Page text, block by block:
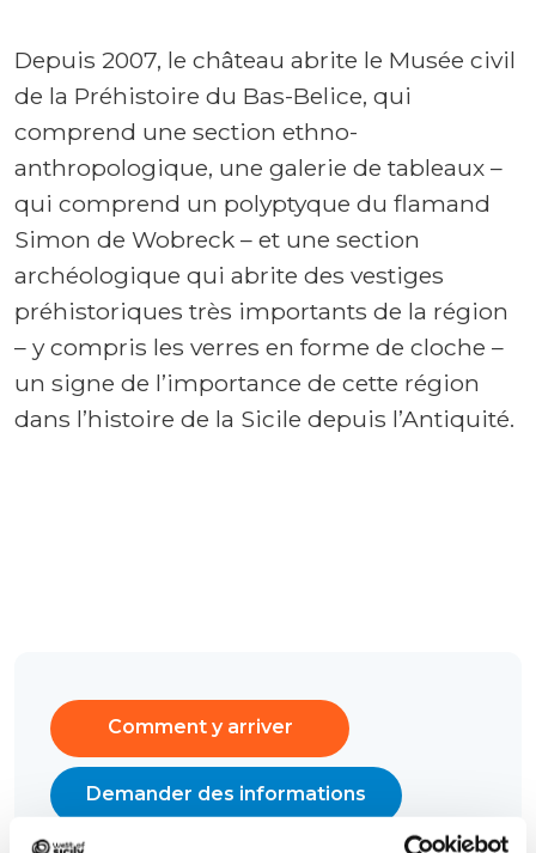
Comment y arriver
Demander des informations
Depuis 2007, le château abrite le Musée civil
de la Préhistoire du Bas-Belice, qui
comprend une section ethno-
anthropologique, une galerie de tableaux –
qui comprend un polyptyque du flamand
Simon de Wobreck – et une section
archéologique qui abrite des vestiges
préhistoriques très importants de la région
– y compris les verres en forme de cloche –
un signe de l’importance de cette région
dans l’histoire de la Sicile depuis l’Antiquité.